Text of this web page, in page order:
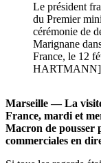
Le président
du Premier
cérémonie de
Marignane
France, le 12
HARTMANN]
Marseille — La
France, mardi et
Macron de pousser
commerciales en